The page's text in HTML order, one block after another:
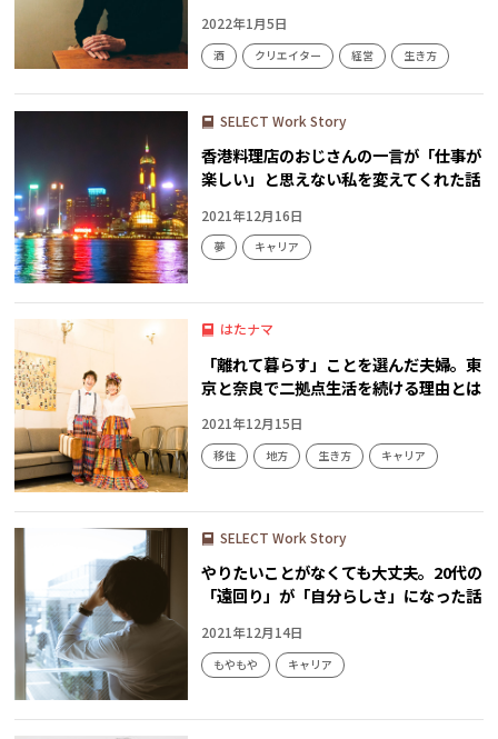
2022年1月5日
酒 クリエイター 経営 生き方
キャリア
SELECT Work Story
香港料理店のおじさんの一言が「仕事が
楽しい」と思えない私を変えてくれた話
2021年12月16日
夢 キャリア
はたナマ
「離れて暮らす」ことを選んだ夫婦。東
京と奈良で二拠点生活を続ける理由とは
2021年12月15日
移住 地方 生き方 キャリア
SELECT Work Story
やりたいことがなくても大丈夫。20代の
「遠回り」が「自分らしさ」になった話
2021年12月14日
もやもや キャリア